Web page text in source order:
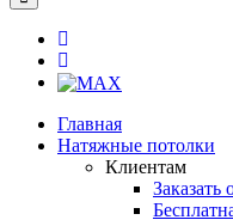
Главная
Натяжные потолки
Клиентам
Заказать